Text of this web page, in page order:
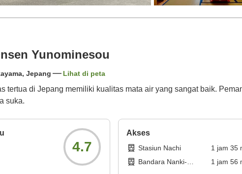
Yunominesou
Jepang Lihat di peta
tertua di Jepang memiliki kualitas mata air yang sangat baik.
suka.
4.7
Akses
Stasiun Nachi 1 jam 35
Bandara Nanki-
1 jam 56